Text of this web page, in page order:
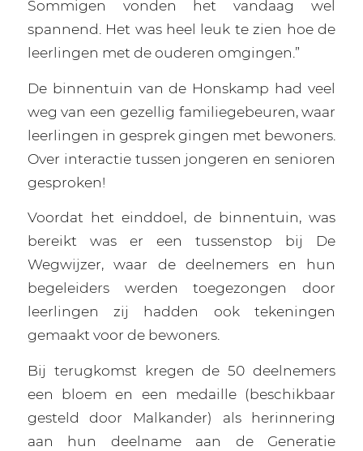
Sommigen vonden het vandaag wel
spannend. Het was heel leuk te zien hoe de
leerlingen met de ouderen omgingen.”
De binnentuin van de Honskamp had veel
weg van een gezellig familiegebeuren, waar
leerlingen in gesprek gingen met bewoners.
Over interactie tussen jongeren en senioren
gesproken!
Voordat het einddoel, de binnentuin, was
bereikt was er een tussenstop bij De
Wegwijzer, waar de deelnemers en hun
begeleiders werden toegezongen door
leerlingen zij hadden ook tekeningen
gemaakt voor de bewoners.
Bij terugkomst kregen de 50 deelnemers
een bloem en een medaille (beschikbaar
gesteld door Malkander) als herinnering
aan hun deelname aan de Generatie